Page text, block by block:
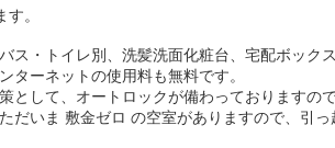
。
ス・トイレ別、洗髪洗面化粧台、宅配ボック
ターネットの使用料も無料です。
として、オートロックが備わっておりますの
だいま 敷金ゼロ の空室がありますので、引っ